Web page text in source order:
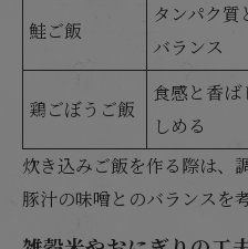
鮭ご飯
タンパク質
バランス
鶏ごぼうご飯
食感と香ば
しめる
炊き込みご飯を作る際は、
豚汁の味噌とのバランスを